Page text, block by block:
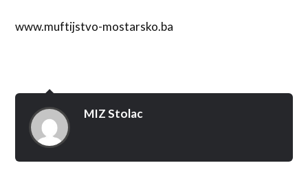
www.muftijstvo-mostarsko.ba
MIZ Stolac